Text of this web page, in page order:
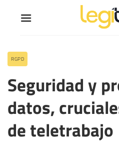
RGPD
Seguridad y
datos,
de teletrabajo